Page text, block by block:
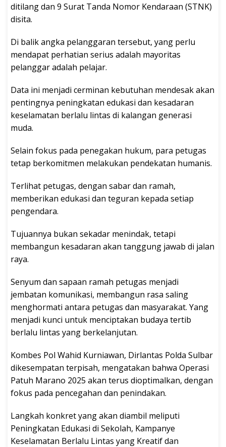
ditilang dan 9 Surat Tanda Nomor Kendaraan (STNK)
disita.
Di balik angka pelanggaran tersebut, yang perlu
mendapat perhatian serius adalah mayoritas
pelanggar adalah pelajar.
Data ini menjadi cerminan kebutuhan mendesak akan
pentingnya peningkatan edukasi dan kesadaran
keselamatan berlalu lintas di kalangan generasi
muda.
Selain fokus pada penegakan hukum, para petugas
tetap berkomitmen melakukan pendekatan humanis.
Terlihat petugas, dengan sabar dan ramah,
memberikan edukasi dan teguran kepada setiap
pengendara.
Tujuannya bukan sekadar menindak, tetapi
membangun kesadaran akan tanggung jawab di jalan
raya.
Senyum dan sapaan ramah petugas menjadi
jembatan komunikasi, membangun rasa saling
menghormati antara petugas dan masyarakat. Yang
menjadi kunci untuk menciptakan budaya tertib
berlalu lintas yang berkelanjutan.
Kombes Pol Wahid Kurniawan, Dirlantas Polda Sulbar
dikesempatan terpisah, mengatakan bahwa Operasi
Patuh Marano 2025 akan terus dioptimalkan, dengan
fokus pada pencegahan dan penindakan.
Langkah konkret yang akan diambil meliputi
Peningkatan Edukasi di Sekolah, Kampanye
Keselamatan Berlalu Lintas yang Kreatif dan